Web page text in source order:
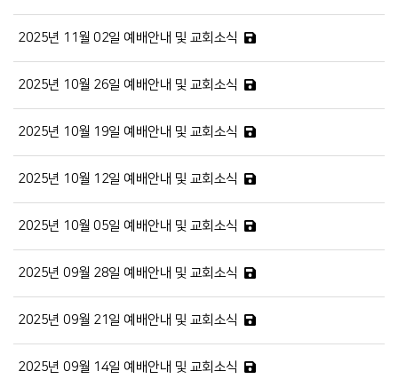
2025년 11월 02일 예배안내 및 교회소식
2025년 10월 26일 예배안내 및 교회소식
2025년 10월 19일 예배안내 및 교회소식
2025년 10월 12일 예배안내 및 교회소식
2025년 10월 05일 예배안내 및 교회소식
2025년 09월 28일 예배안내 및 교회소식
2025년 09월 21일 예배안내 및 교회소식
2025년 09월 14일 예배안내 및 교회소식